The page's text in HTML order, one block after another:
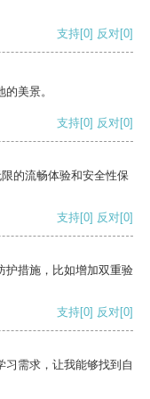
支持[0] 反对[0]
美景。
支持[0] 反对[0]
的流畅体验和安全性保
支持[0] 反对[0]
护措施，比如增加双重验
支持[0] 反对[0]
习需求，让我能够找到自